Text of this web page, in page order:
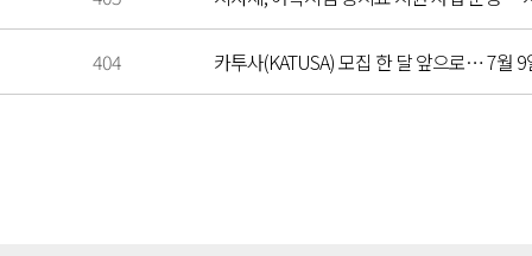
404 카투사(KATUSA) 모집 한 달 앞으로… 7월